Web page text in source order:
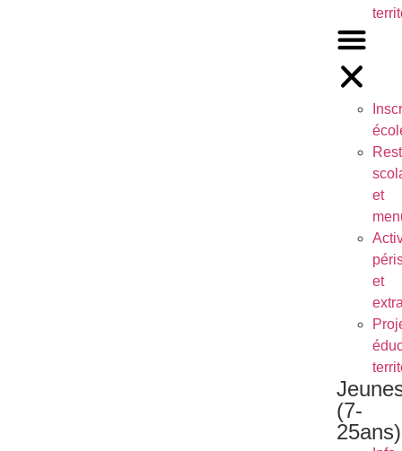
et
et
(7-
25ans)